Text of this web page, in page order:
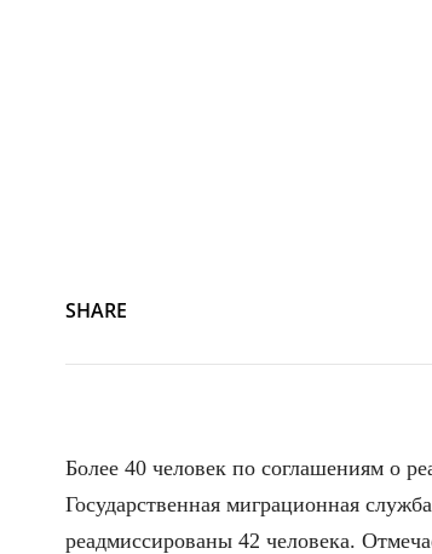
SHARE
Более 40 человек по соглашениям о
Государственная миграционная
реадмиссированы 42 человека.